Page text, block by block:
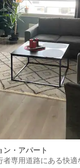
ン・アパート
者専用道路にある快適